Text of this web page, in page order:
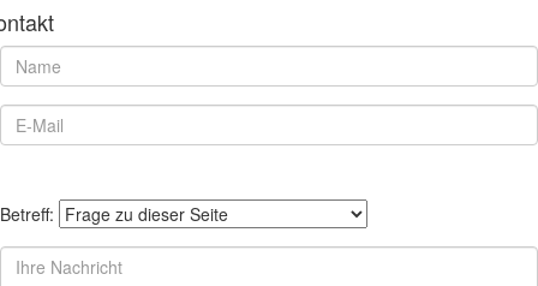
Betreff: